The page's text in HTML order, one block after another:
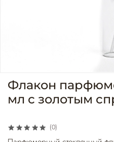
(0)
Флакон
мл с золотым